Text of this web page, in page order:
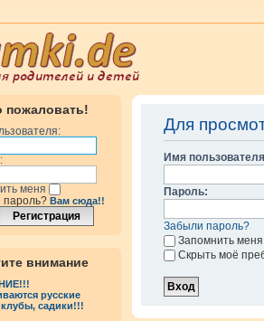
пожаловать!
меня
Вам сюда!!
внимание
русские
садики!!!
Для
Имя
Пароль:
Забыли пароль?
Запомнить меня
Скрыть моё